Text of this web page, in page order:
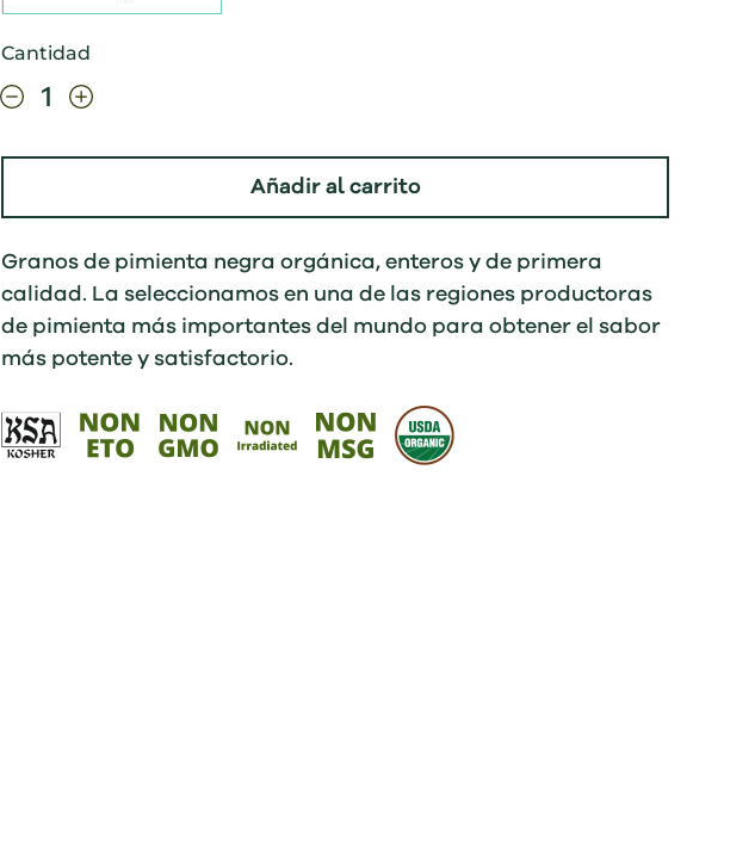
Cantidad
Añadir al carrito
Granos de pimienta negra orgánica, enteros y de primera
calidad. La seleccionamos en una de las regiones productoras
de pimienta más importantes del mundo para obtener el sabor
más potente y satisfactorio.